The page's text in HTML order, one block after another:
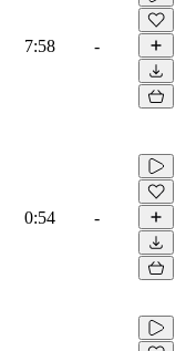
7:58 -
0:54 -